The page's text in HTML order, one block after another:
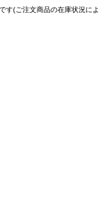
す(ご注文商品の在庫状況によ